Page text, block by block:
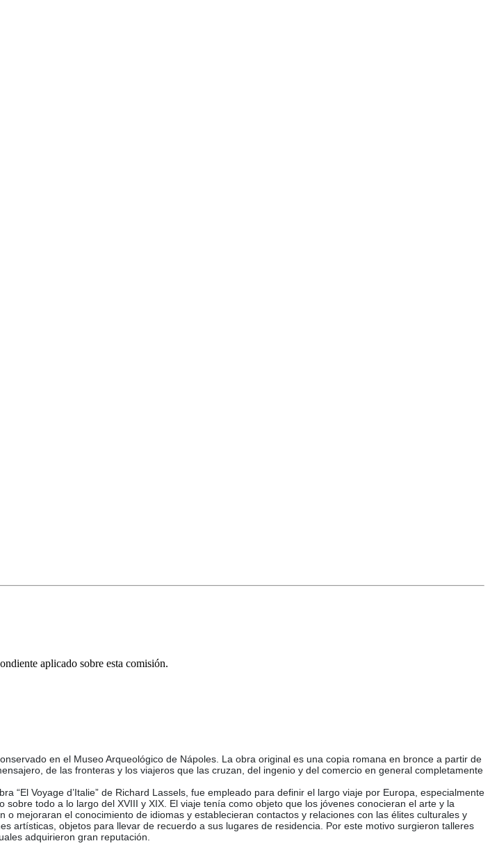
aplicado sobre esta comisión.
en el Museo Arqueológico de Nápoles. La obra original es una copia romana en bronce a partir de
de las fronteras y los viajeros que las cruzan, del ingenio y del comercio en general completamente
Voyage d’Italie” de Richard Lassels, fue empleado para definir el largo viaje por Europa, especialmente
todo a lo largo del XVIII y XIX. El viaje tenía como objeto que los jóvenes conocieran el arte y la
mejoraran el conocimiento de idiomas y establecieran contactos y relaciones con las élites culturales y
artísticas, objetos para llevar de recuerdo a sus lugares de residencia. Por este motivo surgieron talleres
adquirieron gran reputación.